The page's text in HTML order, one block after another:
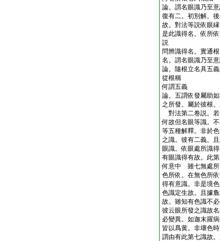
論。謂名眼識乃至
復有二。初別解。
故。對法等説依眼
是此識得名。依所
説
問辨識得名。實通
名。謂名眼識乃至
論。隨根立名具五
從根稱
何謂五義
論。五謂依發屬助
之所發。屬於彼根
對法第二卷説。
何故但名眼等識。
等五種解釋。非於
之識。彼有二義。
眼識。依眼處所識
有眼識得有故。此
何意中 雖七無處所
色所依。在無色所
得有意識。非是境
色識定生故。且據
故。雖知有色識不
彼云眼所發之識故
必變異。如迦末羅
皆以爲黄。非壞色
謂由有此第七識故